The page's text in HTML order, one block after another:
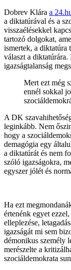
Dobrev Klára a
a diktatúrával és a
visszaélésekkel
tartozó dolgokat,
ismertek, a diktatúra
választ a
igazságtalanság
Mert ezt még
ennél sokkal
A DK
leginkább. Nem
hogy a
demagógia egy
a diktatúrát és nem
szóló igazságokra,
egyszer jólét és
Ha ezt
értenénk egyet
elleplezése,
igazságát mi sem
démonikus személy
merészelte a
szociáldemokrata